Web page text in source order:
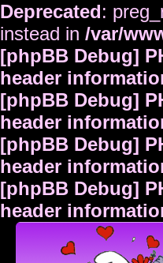
Deprecated:
instead in /var/
[phpBB Debug]
header
[phpBB Debug]
header
[phpBB Debug]
header
[phpBB Debug]
header